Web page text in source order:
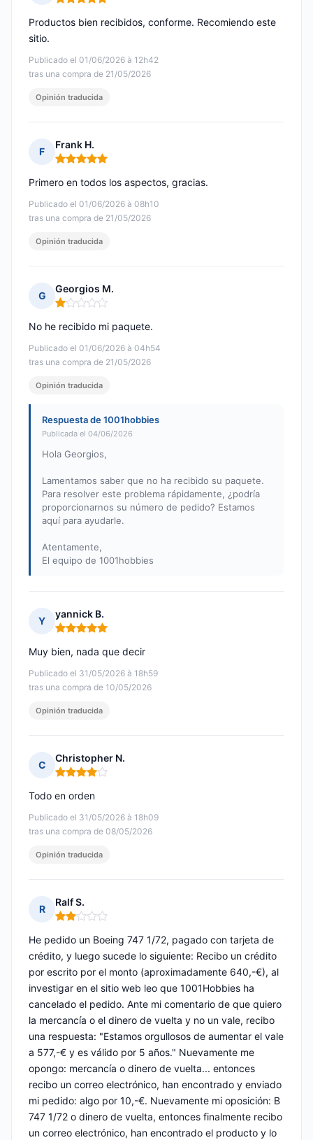
Nota: 5 de 5
Publicado el 01/06/2026 à 12h42
tras una compra de 21/05/2026
Productos bien recibidos, conforme. Recomiendo este
sitio.
Opinión traducida
F
Frank H.
Nota: 5 de 5
Publicado el 01/06/2026 à 08h10
tras una compra de 21/05/2026
Primero en todos los aspectos, gracias.
Opinión traducida
G
Georgios M.
Nota: 1 de 5
Publicado el 01/06/2026 à 04h54
tras una compra de 21/05/2026
No he recibido mi paquete.
Opinión traducida
Respuesta de 1001hobbies
Publicada el 04/06/2026
Hola Georgios,
Lamentamos saber que no ha recibido su paquete.
Para resolver este problema rápidamente, ¿podría
proporcionarnos su número de pedido? Estamos
aquí para ayudarle.
Atentamente,
El equipo de 1001hobbies
Y
yannick B.
Nota: 5 de 5
Publicado el 31/05/2026 à 18h59
tras una compra de 10/05/2026
Muy bien, nada que decir
Opinión traducida
C
Christopher N.
Nota: 4 de 5
Publicado el 31/05/2026 à 18h09
tras una compra de 08/05/2026
Todo en orden
Opinión traducida
R
Ralf S.
Nota: 2 de 5
He pedido un Boeing 747 1/72, pagado con tarjeta de
crédito, y luego sucede lo siguiente: Recibo un crédito
por escrito por el monto (aproximadamente 640,-€), al
investigar en el sitio web leo que 1001Hobbies ha
cancelado el pedido. Ante mi comentario de que quiero
la mercancía o el dinero de vuelta y no un vale, recibo
una respuesta: "Estamos orgullosos de aumentar el vale
a 577,-€ y es válido por 5 años." Nuevamente me
opongo: mercancía o dinero de vuelta... entonces
recibo un correo electrónico, han encontrado y enviado
mi pedido: algo por 10,-€. Nuevamente mi oposición: B
747 1/72 o dinero de vuelta, entonces finalmente recibo
un correo electrónico, han encontrado el producto y lo